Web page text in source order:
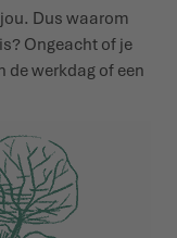
Dus waarom
Ongeacht of je
de werkdag of een